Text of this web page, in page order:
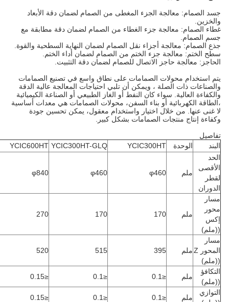
الصمام: معالجة الجزء المغطى من الصمام لضمان دقة الأبعاد
الصمام: معالجة جزء الغطاء من الصمام لضمان دقة مطابقة مع
الصمام.
الصمام: معالجة أجزاء نقل الصمام لضمان النهاية السطحية والقوة.
الختم: معالجة جزء الختم من الصمام لضمان أداء الختم.
معالجة حاجز الاتصال للصمام لضمان دقة التثبيت.
استخدام محولات الصمامات على نطاق واسع في تصنيع الصمامات
ذات الصلة ، ويمكن أن تلبي احتياجات المعالجة عالية الدقة
العالية. سواء كان النفط أو الغاز الطبيعي أو الصناعة الكيميائية
الكهربائية أو بناء السفن، محولات الصمامات هي معدات أساسية
غنى عنها. من خلال اختيار واستخدام معقول، يمكن تحسين جودة
إنتاج منتجات الصمامات بشكل كبير.
الوحدة YCIC300HT
YCIC300HT-GLQ
YCIC600HT
ملم φ460
φ460
φ840
ملم 170
170
270
المحور Zملم 395
515
520
ملم
ملم